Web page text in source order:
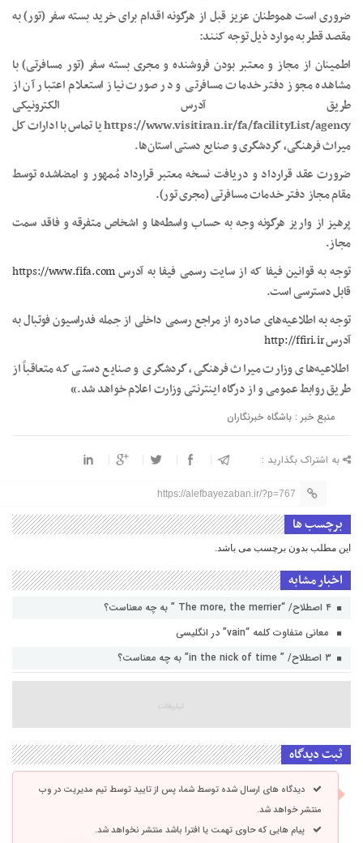
ضروری است هموطنان عزیز قبل از هرگونه اقدام برای خرید بسته سفر (تور) به
مقصد قطر به موارد ذیل توجه کنند:
اطمینان از مجاز و معتبر بودن فروشنده و مجری بسته سفر (تور مسافرتی) با
مشاهده مجوز دفتر خدمات مسافرتی و در صورت نیاز استعلام اعتبار آن از
طریق آدرس الکترونیکی
https://www.visitiran.ir/fa/facilityList/agency یا تماس با ادارات کل
میراث فرهنگی، گردشگری و صنایع دستی استان‌ها.
ضرورت عقد قرارداد و دریافت نسخه معتبر قرارداد مُمهور و امضاشده توسط
مقام مجاز دفتر خدمات مسافرتی (مجری تور).
پرهیز از واریز هرگونه وجه به حساب واسطه‌ها و اشخاص متفرقه و فاقد سمت
مجاز.
توجه به قوانین فیفا که از سایت رسمی فیفا به آدرسhttps://www.fifa.com
قابل دسترسی است.
توجه به اطلاعیه‌های صادره از مراجع رسمی داخلی از جمله فدراسیون فوتبال به
آدرسhttp://ffiri.ir
اطلاعیه‌های وزارت میراث فرهنگی، گردشگری و صنایع دستی که متعاقباً از
طریق روابط عمومی و از درگاه اینترنتی وزارت اعلام خواهد شد.»
منبع خبر : باشگاه خبرنگاران
به اشتراک بگذارید :
https://alefbayezaban.ir/?p=767
برچسب ها
این مطلب بدون برچسب می باشد.
اخبار مشابه
معانی متفاوت کلمه “vain” در انگلیسی
ثبت دیدگاه
دیدگاه های ارسال شده توسط شما، پس از تایید توسط تیم مدیریت در وب
منتشر خواهد شد.
پیام هایی که حاوی تهمت یا افترا باشد منتشر نخواهد شد.